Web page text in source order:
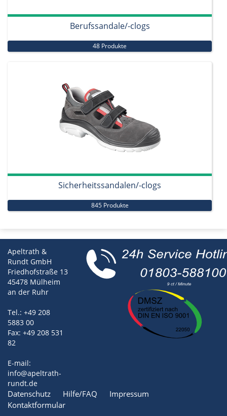
Berufssandale/-clogs
48 Produkte
Sicherheitssandalen/-clogs
845 Produkte
Apeltrath &
Rundt GmbH
Friedhofstraße 13
45478 Mülheim
an der Ruhr
Tel.: +49 208
5883 00
Fax: +49 208 531
82
E-mail:
info@apeltrath-
rundt.de
Datenschutz Hilfe/FAQ
Impressum
Kontaktformular